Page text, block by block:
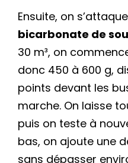
Ensuite, on
bicarbonate de
30 m³, on
donc 450 à 600 g,
points devant les
marche. On laisse
puis on teste à
bas, on ajoute une
sans dépasser